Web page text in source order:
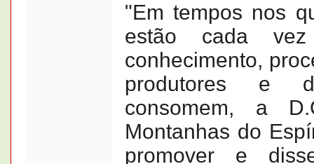
"Em tempos nos
estão cada
conhecimento,
produtores e
consomem, a
Montanhas do
promover e